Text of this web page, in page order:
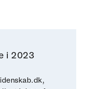
i 2023